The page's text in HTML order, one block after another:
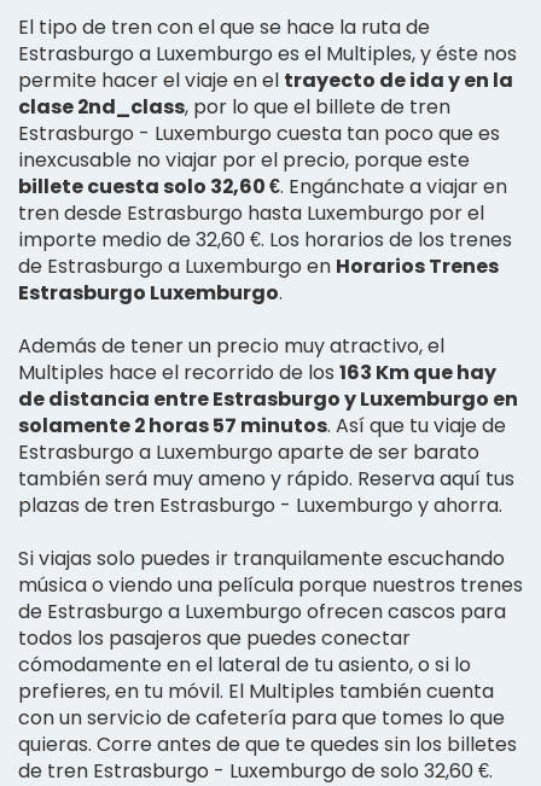
El tipo de tren con el que se hace la ruta de
Estrasburgo a Luxemburgo es el Multiples, y éste nos
permite hacer el viaje en el trayecto de ida y en la
clase 2nd_class, por lo que el billete de tren
Estrasburgo - Luxemburgo cuesta tan poco que es
inexcusable no viajar por el precio, porque este
billete cuesta solo 32,60 €. Engánchate a viajar en
tren desde Estrasburgo hasta Luxemburgo por el
importe medio de 32,60 €. Los horarios de los trenes
de Estrasburgo a Luxemburgo en Horarios Trenes
Estrasburgo Luxemburgo.
Además de tener un precio muy atractivo, el
Multiples hace el recorrido de los 163 Km que hay
de distancia entre Estrasburgo y Luxemburgo en
solamente 2 horas 57 minutos. Así que tu viaje de
Estrasburgo a Luxemburgo aparte de ser barato
también será muy ameno y rápido. Reserva aquí tus
plazas de tren Estrasburgo - Luxemburgo y ahorra.
Si viajas solo puedes ir tranquilamente escuchando
música o viendo una película porque nuestros trenes
de Estrasburgo a Luxemburgo ofrecen cascos para
todos los pasajeros que puedes conectar
cómodamente en el lateral de tu asiento, o si lo
prefieres, en tu móvil. El Multiples también cuenta
con un servicio de cafetería para que tomes lo que
quieras. Corre antes de que te quedes sin los billetes
de tren Estrasburgo - Luxemburgo de solo 32,60 €.